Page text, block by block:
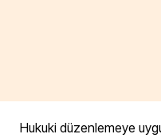
Hukuki düzenlemeye